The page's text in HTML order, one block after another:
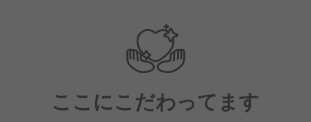
ほとんどの社員が同業態出身で、前職も飲食業界の方
中にはアルバイトから入社し、その後正社員として活
躍している方も多くいます。
＜こんな方は大歓迎です！＞
ここにこだわってます